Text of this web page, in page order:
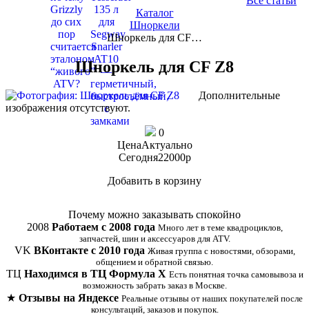
Каталог
Шноркели
Шноркель для CF…
Шноркель для CF Z8
Дополнительные
изображения отсутствуют.
0
ЦенаАктуально
Сегодня22000p
Добавить в корзину
Почему можно заказывать спокойно
2008 Работаем с 2008 года Много лет в теме квадроциклов,
запчастей, шин и аксессуаров для ATV.
VK ВКонтакте с 2010 года Живая группа с новостями, обзорами,
общением и обратной связью.
ТЦ Находимся в ТЦ Формула Х Есть понятная точка самовывоза и
возможность забрать заказ в Москве.
★ Отзывы на Яндексе Реальные отзывы от наших покупателей после
консультаций, заказов и покупок.